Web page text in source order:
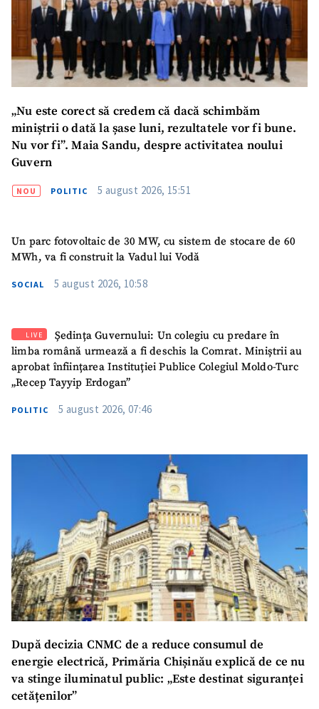
SUSȚINE
„Nu este corect să credem că dacă schimbăm
miniștrii o dată la șase luni, rezultatele vor fi bune.
Nu vor fi”. Maia Sandu, despre activitatea noului
Guvern
NOU POLITIC 5 august 2026, 15:51
Un parc fotovoltaic de 30 MW, cu sistem de stocare de 60
MWh, va fi construit la Vadul lui Vodă
SOCIAL 5 august 2026, 10:58
LIVE
Ședința Guvernului: Un colegiu cu predare în
limba română urmează a fi deschis la Comrat. Miniștrii au
aprobat înființarea Instituției Publice Colegiul Moldo-Turc
„Recep Tayyip Erdogan”
POLITIC 5 august 2026, 07:46
După decizia CNMC de a reduce consumul de
energie electrică, Primăria Chișinău explică de ce nu
va stinge iluminatul public: „Este destinat siguranței
cetățenilor”